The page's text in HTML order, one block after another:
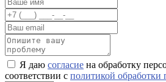
Я даю согласие на обработку
соответствии с политикой